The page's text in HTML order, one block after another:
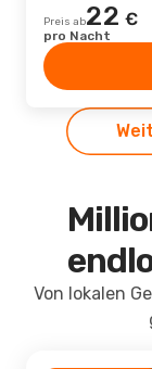
Preis ab22 €
pro Nacht
Von lokalen